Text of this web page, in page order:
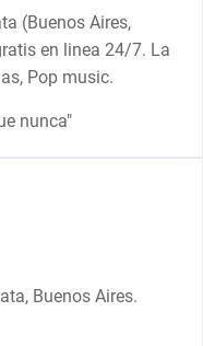
(Buenos Aires,
en linea 24/7. La
Pop music.
nunca"
Buenos Aires.